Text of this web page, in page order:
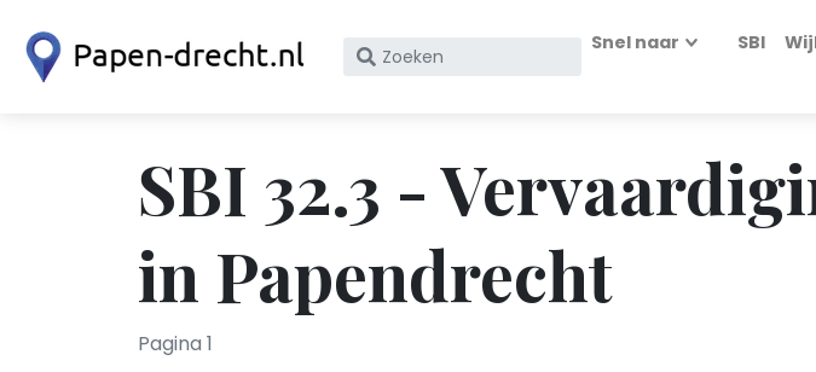
Zoek
KvK
nummer
Snel naar SBI
SBI 32.3 -
in Papendrecht
Pagina 1